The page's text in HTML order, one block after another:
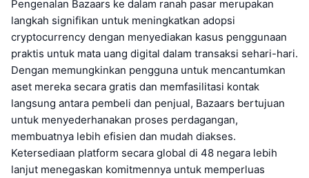
Pengenalan Bazaars ke dalam ranah pasar merupakan
langkah signifikan untuk meningkatkan adopsi
cryptocurrency dengan menyediakan kasus penggunaan
praktis untuk mata uang digital dalam transaksi sehari-hari.
Dengan memungkinkan pengguna untuk mencantumkan
aset mereka secara gratis dan memfasilitasi kontak
langsung antara pembeli dan penjual, Bazaars bertujuan
untuk menyederhanakan proses perdagangan,
membuatnya lebih efisien dan mudah diakses.
Ketersediaan platform secara global di 48 negara lebih
lanjut menegaskan komitmennya untuk memperluas